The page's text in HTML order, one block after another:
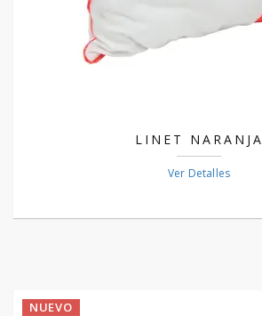
LINET NARANJA
Ver Detalles
NUEVO